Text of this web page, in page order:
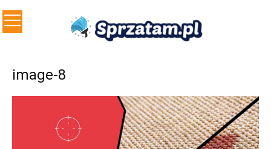
image-8